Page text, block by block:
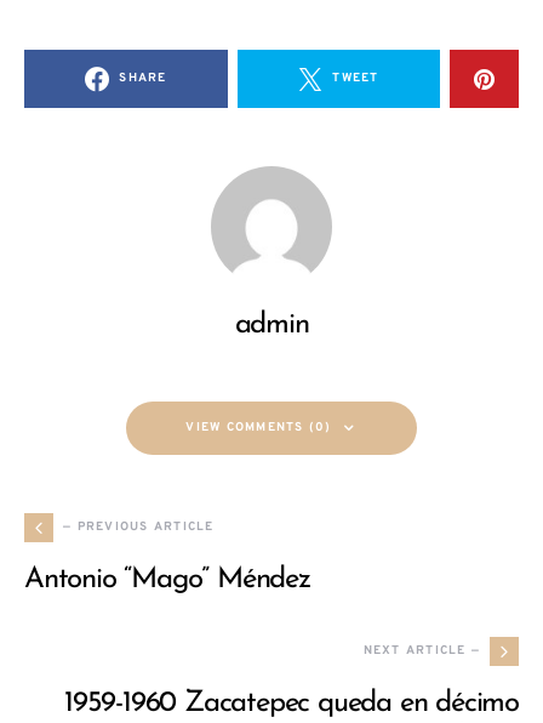
SHARE TWEET
admin
VIEW COMMENTS (0)
— PREVIOUS ARTICLE
Antonio “Mago” Méndez
NEXT ARTICLE —
1959-1960 Zacatepec queda en décimo